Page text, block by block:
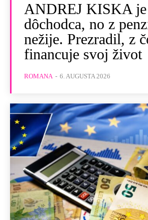
ANDREJ KISKA
dôchodca, no z
nežije. Prezradil, z
financuje svoj život
ROMANA - 6. AUGUSTA 2026